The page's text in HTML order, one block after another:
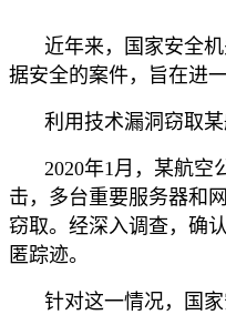
近年来，国家安全
据安全的案件，旨在进
利用技术漏洞窃取
2020年1月，某航
击，多台重要服务器和
窃取。经深入调查，确
匿踪迹。
针对这一情况，国